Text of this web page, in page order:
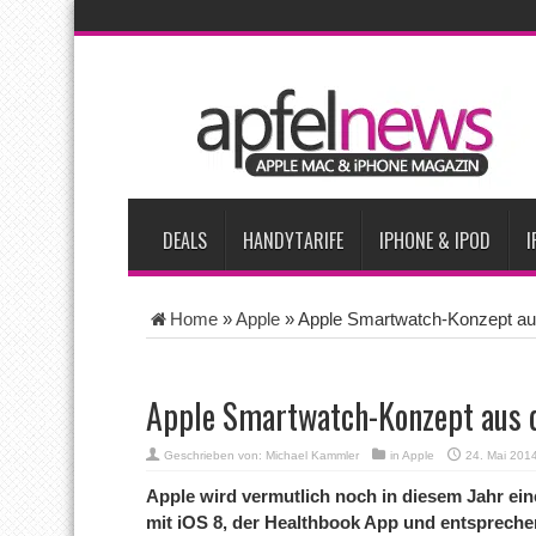
Apple testet zwei neue Display-Panels für iPhone-Modelle 2027
Apples Smartbrille könnte das nächste große Gesundheits-
Apples vermutete AirPods mit Kameras sollen bereits im
Apple erzielt 49 Prozent des weltweiten Smartphone-
Tim Cook: Mehr Speicherlieferanten bedeuten nicht zwingend
DEALS HANDYTARIFE IPHONE & IPOD
Home »Apple »Apple Smartwatch-Konzept
Apple Smartwatch-Konzept
Geschrieben von: Michael Kammler in Apple 24. Mai
Apple wird vermutlich noch in diesem Jahr
mit iOS 8, der Healthbook App und